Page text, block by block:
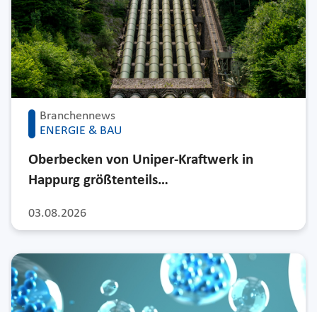
Branchennews
ENERGIE & BAU
03.08.2026
Oberbecken von Uniper-Kraftwerk in
Happurg größtenteils…